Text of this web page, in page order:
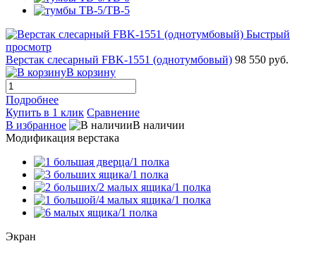
Быстрый
просмотр
Верстак слесарный FBK-1551 (однотумбовый) 98 550 руб.
В корзину
Подробнее
Купить в 1 клик Сравнение
В избранное
В наличии
Модификация верстака
Экран